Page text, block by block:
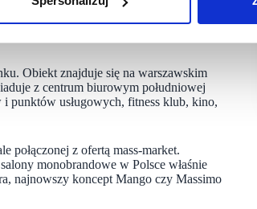
Obiekt znajduje się na warszawskim
z centrum biurowym południowej
punktów usługowych, fitness klub, kino,
połączonej z ofertą mass-market.
monobrandowe w Polsce właśnie
najnowszy koncept Mango czy Massimo